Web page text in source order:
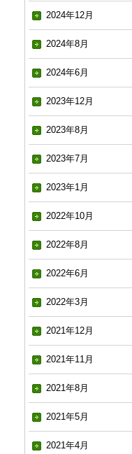
2024年12月
2024年8月
2024年6月
2023年12月
2023年8月
2023年7月
2023年1月
2022年10月
2022年8月
2022年6月
2022年3月
2021年12月
2021年11月
2021年8月
2021年5月
2021年4月